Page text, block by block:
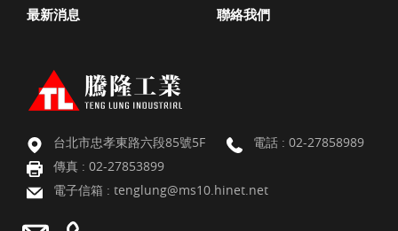
最新消息 聯絡我們
台北市忠孝東路六段85號5F 電話 : 02-27858989
傳真 : 02-27853899
電子信箱 : tenglung@ms10.hinet.net